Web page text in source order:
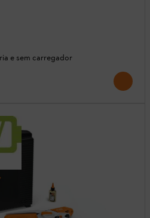
e sem carregador